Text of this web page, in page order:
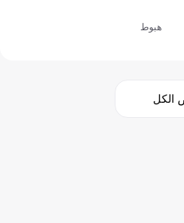
هبوط
الكل